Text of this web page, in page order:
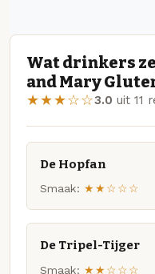
Wat drinkers
and Mary
★★★☆☆3.0 uit 11
De Hopfan
Smaak: ★★☆☆☆
De Tripel-Tijger
Smaak: ★★☆☆☆